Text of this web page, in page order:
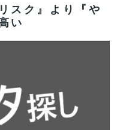
スク』より『や
い